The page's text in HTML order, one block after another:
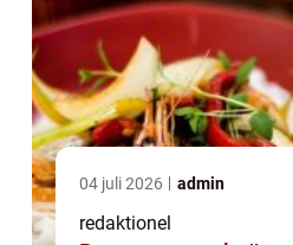
04 juli 2026 admin
redaktionel